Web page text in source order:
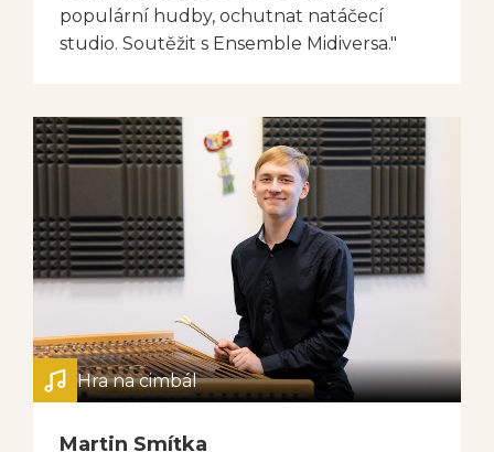
populární hudby, ochutnat natáčecí
studio. Soutěžit s Ensemble Midiversa."
Hra na cimbál
Martin Smítka